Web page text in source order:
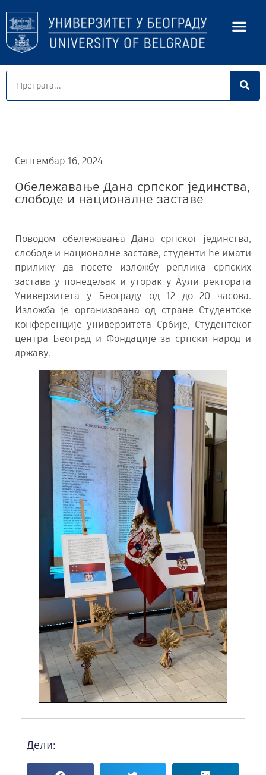
Септембар 16, 2024
Обележавање Дана српског јединства,
слободе и националне заставе
Поводом обележавања Дана српског јединства,
слободе и националне заставе, студенти ће имати
прилику да посете изложбу реплика српских
застава у понедељак и уторак у Аули ректората
Универзитета у Београду од 12 до 20 часова.
Изложба је организована од стране Студентске
конференције универзитета Србије, Студентског
центра Београд и Фондације за српски народ и
државу.
Дели: